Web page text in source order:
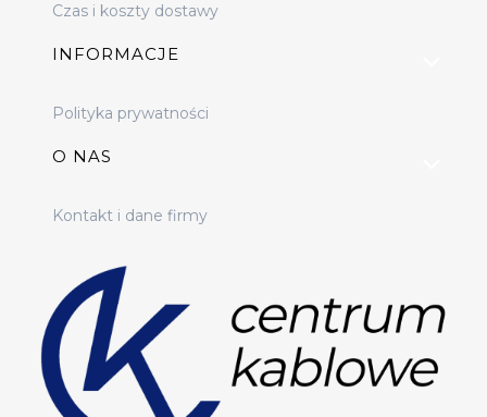
Czas i koszty dostawy
INFORMACJE
Polityka prywatności
O NAS
Kontakt i dane firmy